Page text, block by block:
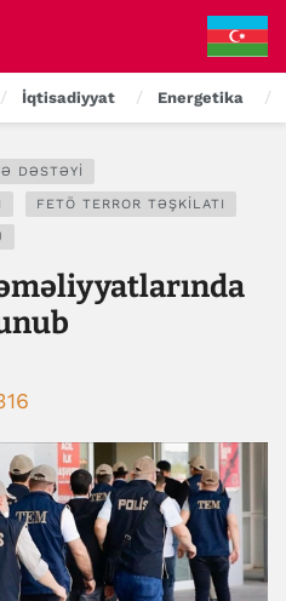
İqtisadiyyat Energetika
DƏSTƏYI
FETÖ TERROR TƏŞKILATI